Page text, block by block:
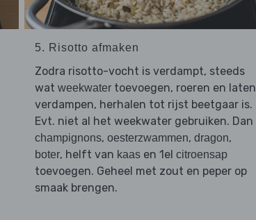
5. Risotto afmaken
Zodra risotto-vocht is verdampt, steeds
wat weekwatertoevoegen, roeren en laten
verdampen, herhalen tot rijst beetgaar is.
Evt. niet al het weekwater gebruiken. Dan
champignons, oesterzwammen, dragon,
boter, helft van kaasen 1el citroensap
toevoegen. Geheel met zout en peper op
smaak brengen.